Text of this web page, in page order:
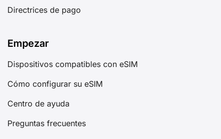
Directrices de pago
Empezar
Dispositivos compatibles con eSIM
Cómo configurar su eSIM
Centro de ayuda
Preguntas frecuentes